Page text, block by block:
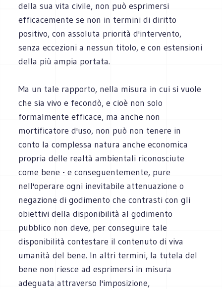
della sua vita civile, non può esprimersi
efficacemente se non in termini di diritto
positivo, con assoluta priorità d'intervento,
senza eccezioni a nessun titolo, e con estensioni
della più ampia portata.
Ma un tale rapporto, nella misura in cui si vuole
che sia vivo e fecondò, e cioè non solo
formalmente efficace, ma anche non
mortificatore d'uso, non può non tenere in
conto la complessa natura anche economica
propria delle realtà ambientali riconosciute
come bene - e conseguentemente, pure
nell'operare ogni inevitabile attenuazione o
negazione di godimento che contrasti con gli
obiettivi della disponibilità al godimento
pubblico non deve, per conseguire tale
disponibilità contestare il contenuto di viva
umanità del bene. In altri termini, la tutela del
bene non riesce ad esprimersi in misura
adeguata attraverso l'imposizione,